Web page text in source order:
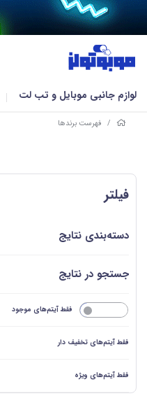
لوازم جانبی موبایل و تب لت
/ فهرست برندها
فیلتر
دسته‌بندی نتایج
جستجو در نتایج
فقط آیتم‌های موجود
فقط آیتم‌های تخفیف دار
فقط آیتم‌های ویژه